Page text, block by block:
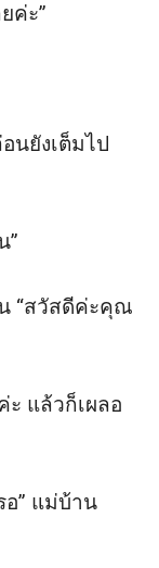
ค่ะ”
นยังเต็มไป
”
“สวัสดีค่ะคุณ
แล้วก็เผลอ
” แม่บ้าน